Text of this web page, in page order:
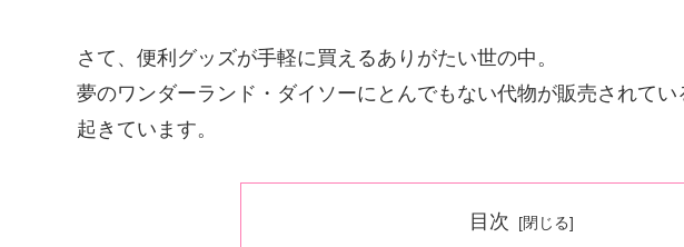
さて、便利グッズが手軽に買えるありがたい世の中。
夢のワンダーランド・ダイソーにとんでもない代物が販売されて
起きています。
目次